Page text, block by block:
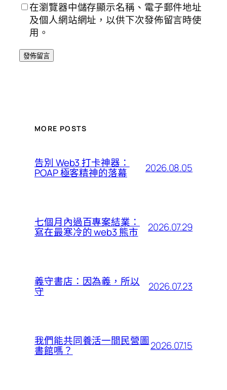
在瀏覽器中儲存顯示名稱、電子郵件地址
及個人網站網址，以供下次發佈留言時使
用。
MORE POSTS
告別 Web3 打卡神器：
POAP 極客精神的落幕 2026.08.05
七個月內過百專案結業：
寫在最寒冷的 web3 熊市 2026.07.29
義守書店：因為義，所以
守 2026.07.23
我們能共同養活一間民營圖
書館嗎？ 2026.07.15